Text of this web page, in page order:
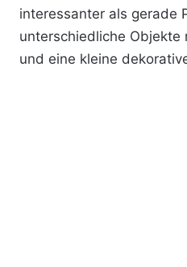
interessanter als gerade
unterschiedliche Objekte
und eine kleine